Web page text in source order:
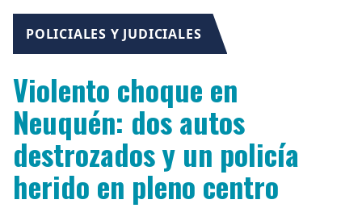
POLICIALES Y JUDICIALES
Violento choque en
Neuquén: dos autos
destrozados y un policía
herido en pleno centro